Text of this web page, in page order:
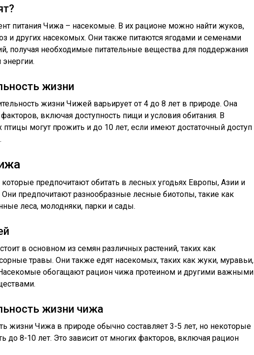
питания Чижа – насекомые. В их рационе можно найти жуков,
и других насекомых. Они также питаются ягодами и семенами
получая необходимые питательные вещества для поддержания
жизни
жизни Чижей варьирует от 4 до 8 лет в природе. Она
включая доступность пищи и условия обитания. В
птицы могут прожить и до 10 лет, если имеют достаточный доступ
предпочитают обитать в лесных угодьях Европы, Азии и
предпочитают разнообразные лесные биотопы, такие как
леса, молодняки, парки и сады.
в основном из семян различных растений, таких как
травы. Они также едят насекомых, таких как жуки, муравьи,
Насекомые обогащают рацион чижа протеином и другими важными
жизни чижа
жизни Чижа в природе обычно составляет 3-5 лет, но некоторые
до 8-10 лет. Это зависит от многих факторов, включая рацион